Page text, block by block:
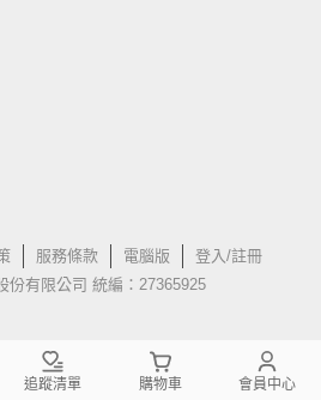
服務條款 電腦版
登入/註冊
份有限公司 統編：27365925
追蹤清單 購物車 會員中心